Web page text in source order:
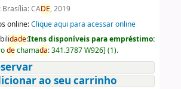
Brasília: CADE, 2019
online:Clique aqui para acessar online
dade:Itens disponíveis para empréstimo:
dechamada:341.3787 W926] (1).
ao seu carrinho